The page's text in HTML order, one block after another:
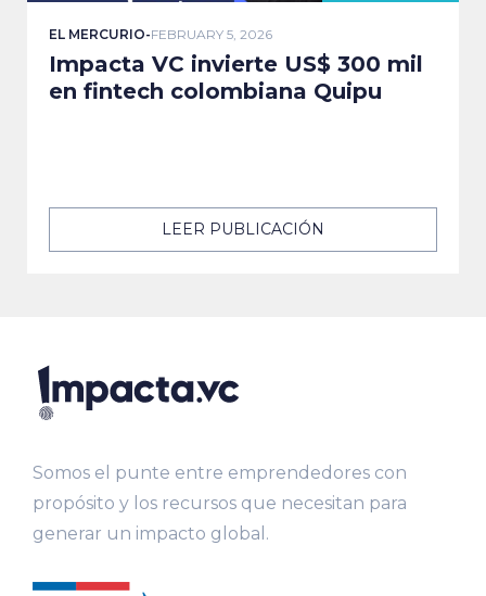
EL MERCURIO-FEBRUARY 5, 2026
Impacta VC invierte US$ 300 mil
en fintech colombiana Quipu
LEER PUBLICACIÓN
Somos el punte entre emprendedores con
propósito y los recursos que necesitan para
generar un impacto global.